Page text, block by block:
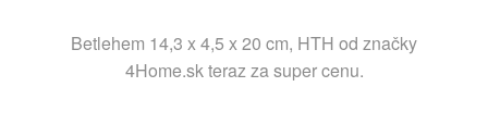
Betlehem 14,3 x 4,5 x 20 cm, HTH od značky
4Home.skteraz za super cenu.